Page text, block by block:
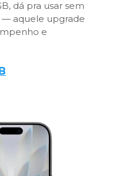
dá pra usar sem
— aquele upgrade
e